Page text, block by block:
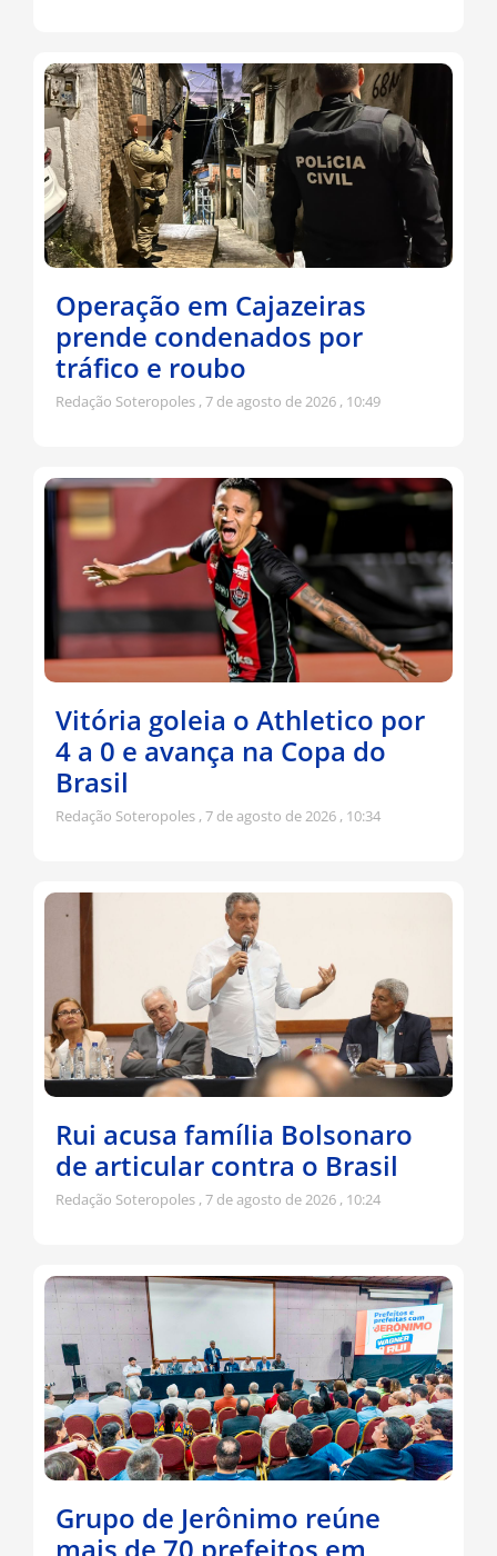
Operação em Cajazeiras
prende condenados por
tráfico e roubo
Redação Soteropoles 7 de agosto de 2026 10:49
Vitória goleia o Athletico por
4 a 0 e avança na Copa do
Brasil
Redação Soteropoles 7 de agosto de 2026 10:34
Rui acusa família Bolsonaro
de articular contra o Brasil
Redação Soteropoles 7 de agosto de 2026 10:24
Grupo de Jerônimo reúne
mais de 70 prefeitos em